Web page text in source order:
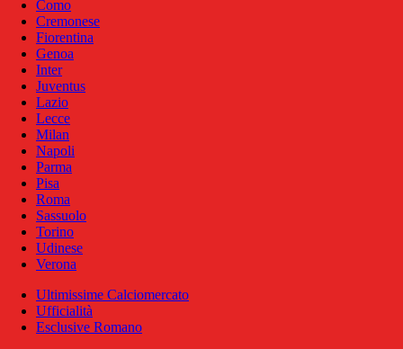
Como
Cremonese
Fiorentina
Genoa
Inter
Juventus
Lazio
Lecce
Milan
Napoli
Parma
Pisa
Roma
Sassuolo
Torino
Udinese
Verona
Ultimissime Calciomercato
Ufficialità
Esclusive Romano